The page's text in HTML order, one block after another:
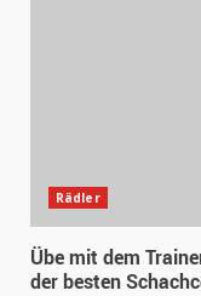
Rädler
Übe mit dem
der besten